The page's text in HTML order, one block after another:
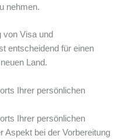
nehmen.
von Visa und
entscheidend für einen
Land.
Ihrer persönlichen
Ihrer persönlichen
Aspekt bei der Vorbereitung